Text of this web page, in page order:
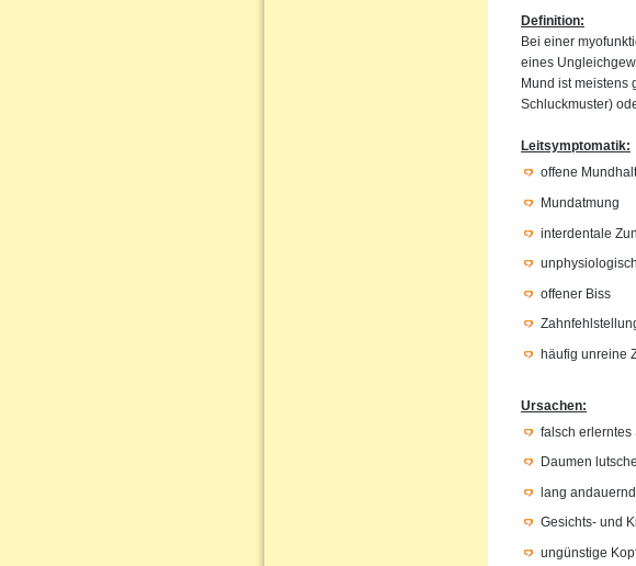
Definition:
Bei einer
eines
Mund ist meistens
Schluckmuster)
Leitsymptomatik:
offene
Mundatmung
interdentale
offener Biss
häufig unreine
Ursachen:
falsch
Daumen
lang
Gesichts- und
ungünstige